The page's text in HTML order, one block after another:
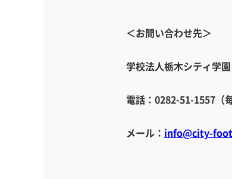
＜お問い合わせ先＞
学校法人栃木シティ学園
電話：0282-51-1557（
メール： info@city-